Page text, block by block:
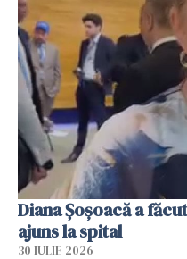
Diana Șoșoacă a
ajuns la spital
30 IULIE 2026